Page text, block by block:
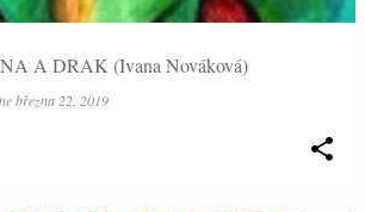
A DRAK (Ivana Nováková)
března 22, 2019